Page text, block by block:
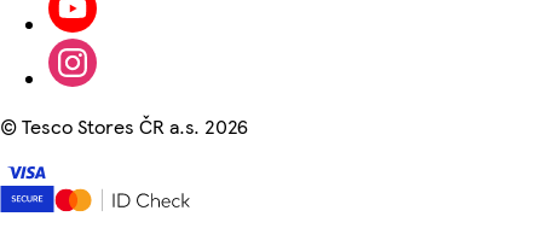
©Tesco Stores ČR a.s. 2026